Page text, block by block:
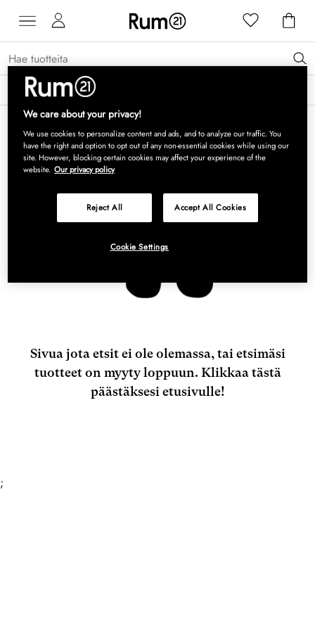
Saat 15 % alennusta Grythyttan Stålmöbler -tuotteista* →
Sivua jota etsit ei ole olemassa, tai etsimäsi
tuotteet on myyty loppuun. Klikkaa tästä
päästäksesi etusivulle!
;
We care about your privacy!
We use cookies to personalize content and ads, and to analyze our traffic. You
have the right and option to opt out of any non-essential cookies while using our
site. However, blocking certain cookies may affect your experience of the
website. Our privacy policy
Reject All Accept All Cookies
Cookie Settings